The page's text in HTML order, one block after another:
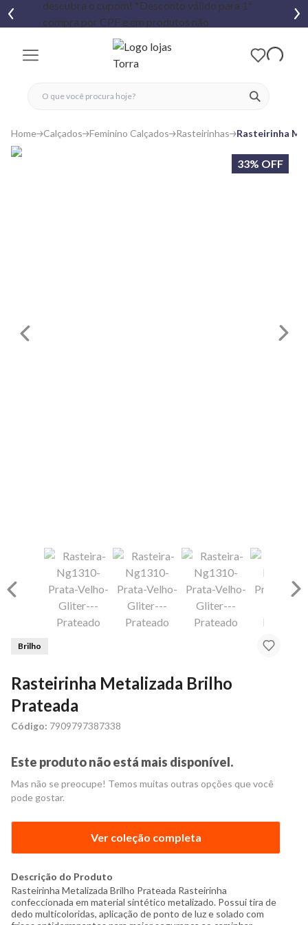
ver
fechar menu
fechar menu
favoritos
Home Calçados Feminino Calçados Rasteirinhas Rasteirinha
33% OFF
Brilho
Rasteirinha Metalizada Brilho
Prateada
Código: 7909797387338
Este produto não está mais disponível.
Mas não se preocupe! Temos muitas outras opções que você
pode gostar.
Ver coleção completa
Descrição do Produto
Rasteirinha Metalizada Brilho Prateada Rasteirinha
confeccionada em material sintético metalizado. Possui tira de
dedo multicoloridas, aplicação de ponto de luz e solado com